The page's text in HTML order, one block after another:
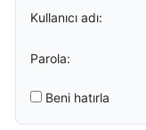
Kullanıcı adı:
Parola:
Beni hatırla